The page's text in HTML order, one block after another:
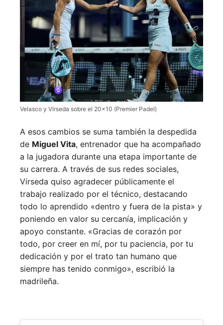
Velasco y Virseda sobre el 20×10 (Premier Padel)
A esos cambios se suma también la despedida
de Miguel Vita, entrenador que ha acompañado
a la jugadora durante una etapa importante de
su carrera. A través de sus redes sociales,
Virseda quiso agradecer públicamente el
trabajo realizado por el técnico, destacando
todo lo aprendido «dentro y fuera de la pista» y
poniendo en valor su cercanía, implicación y
apoyo constante. «Gracias de corazón por
todo, por creer en mí, por tu paciencia, por tu
dedicación y por el trato tan humano que
siempre has tenido conmigo», escribió la
madrileña.